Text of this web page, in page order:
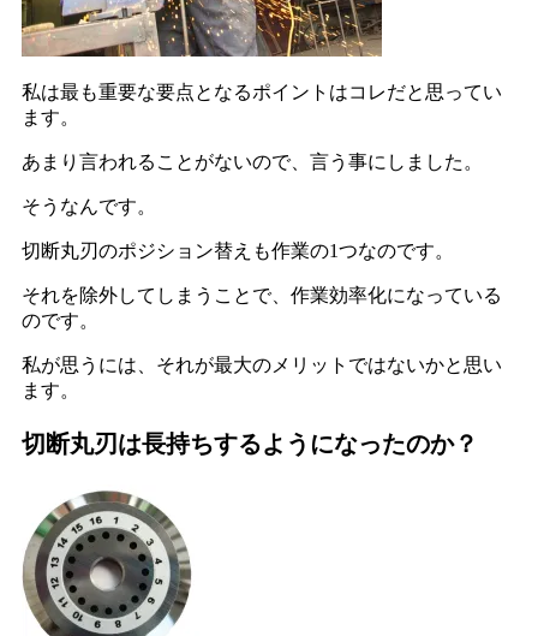
私は最も重要な要点となるポイントはコレだと思ってい
ます。
あまり言われることがないので、言う事にしました。
そうなんです。
切断丸刃のポジション替えも作業の1つなのです。
それを除外してしまうことで、作業効率化になっている
のです。
私が思うには、それが最大のメリットではないかと思い
ます。
切断丸刃は長持ちするようになったのか？